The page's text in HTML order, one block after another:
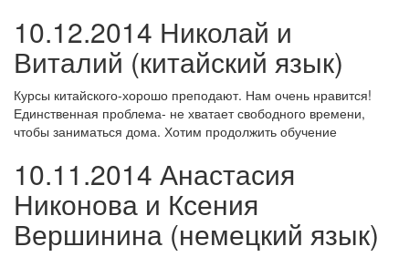
10.12.2014 Николай и
Виталий (китайский язык)
Курсы китайского-хорошо преподают. Нам очень нравится!
Единственная проблема- не хватает свободного времени,
чтобы заниматься дома. Хотим продолжить обучение
10.11.2014 Анастасия
Никонова и Ксения
Вершинина (немецкий язык)